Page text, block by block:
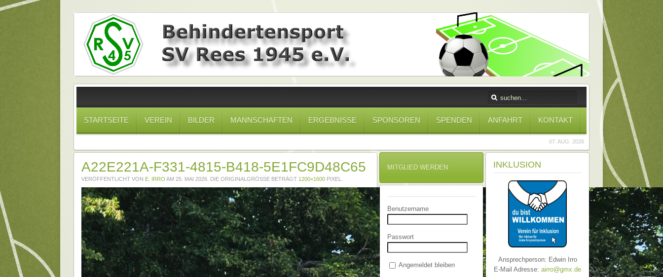
STARTSEITE VEREIN BILDER MANNSCHAFTEN ERGEBNISSE SPONSOREN SPENDEN ANFAHRT KONTAKT
07. AUG. 2026
A22E221A-F331-4815-B418-5E1FC9D48C65
VERÖFFENTLICHT VON E. IRRO AM 25. MAI 2026 . DIE ORIGINALGRÖSSE BETRÄGT 1200×1600 PIXEL.
MITGLIED WERDEN
Benutzername
Passwort
Angemeldet bleiben
INKLUSION
Ansprechperson: Edwin Irro
E-Mail Adresse: airro@gmx.de